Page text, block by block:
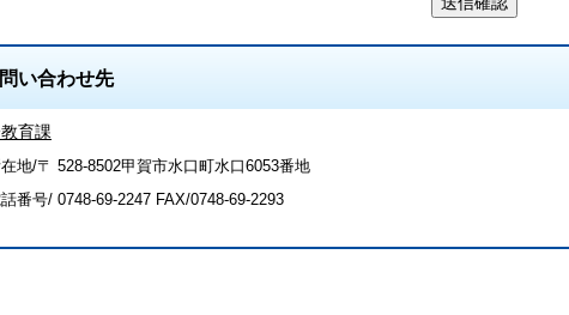
い合わせ先
育課
地/〒 528-8502甲賀市水口町水口6053番地
番号/ 0748-69-2247 FAX/0748-69-2293